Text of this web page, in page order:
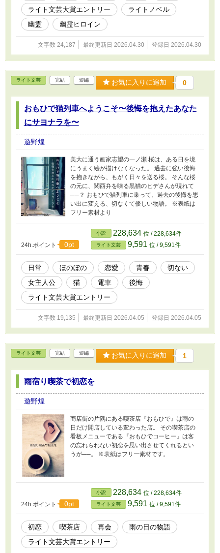
ライト文芸大賞エントリー
ライトノベル
幽霊
幽霊ヒロイン
文字数 24,187 最終更新日 2026.04.30 登録日 2026.04.30
ライト文芸 完結 短編 お気に入りに追加 0
おもひで猫列車へようこそ〜後悔を抱えたあなた
にサヨナラを〜
遊野煌
美大に通う画家志望の一ノ瀬 桜は、ある日を境
にうまく絵が描けなくなった。 過去に強い後悔
を抱きながら、もがく日々を送る桜。 そんな桜
の元に、関西弁を喋る黒猫のヒデさんが現れて
──？ おもひで猫列車に乗って、過去の後悔を思
い出に変える、切なくて優しい物語。 ※表紙は
フリー素材より
24h.ポイント 0pt
小説 228,634 位 / 228,634件
ライト文芸 9,591 位 / 9,591件
日常 ほのぼの 恋愛 青春
切ない
女主人公
猫 電車
後悔
ライト文芸大賞エントリー
文字数 19,135 最終更新日 2026.04.05 登録日 2026.04.05
ライト文芸 完結 短編 お気に入りに追加 1
雨宿り喫茶で初恋を
遊野煌
商店街の片隅にある喫茶店『おもひで』は雨の
日だけ開店している変わった店。 その喫茶店の
看板メニューである『おもひでコーヒー』は客
の忘れられない初恋を思い出させてくれるとい
うが──。 ※表紙はフリー素材です。
24h.ポイント 0pt
小説 228,634 位 / 228,634件
ライト文芸 9,591 位 / 9,591件
初恋 喫茶店 再会
雨の日の物語
ライト文芸大賞エントリー